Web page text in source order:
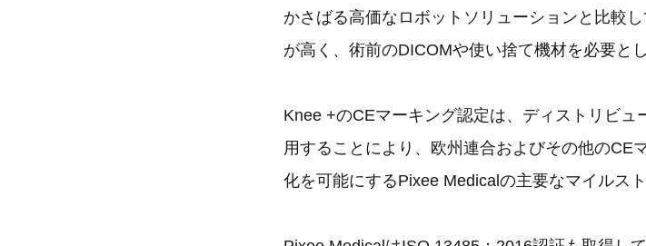
かさばる高価なロボットソリューションと比較
が高く、術前のDICOMや使い捨て機材を必要とし
Knee +のCEマーキング認定は、ディストリビ
用することにより、欧州連合およびその他のCE
化を可能にするPixee Medicalの主要なマイルスト